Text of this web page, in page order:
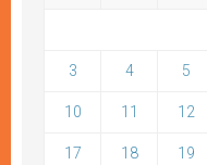
3 4 5
10 11 12
17 18 19